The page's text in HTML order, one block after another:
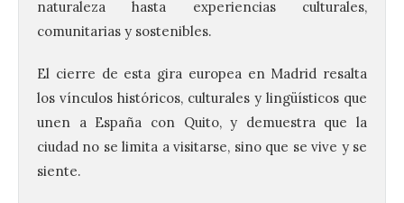
naturaleza hasta experiencias culturales,
comunitarias y sostenibles.
El cierre de esta gira europea en Madrid resalta
los vínculos históricos, culturales y lingüísticos que
unen a España con Quito, y demuestra que la
ciudad no se limita a visitarse, sino que se vive y se
siente.